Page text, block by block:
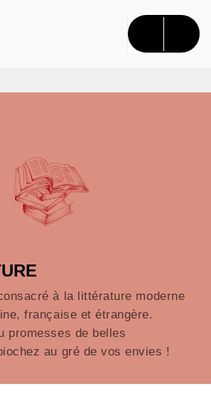
CONTENU
à la littérature moderne
française et étrangère.
promesses de belles
au gré de vos envies !